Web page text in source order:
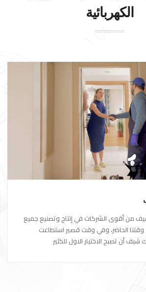
الكهربائية
من أقوى الشركات في إنتاج وتصنيع جميع
وقتنا الحاضر، وفي وقت قصير استطاعت
أن تصبح الاختيار الاول للكثير